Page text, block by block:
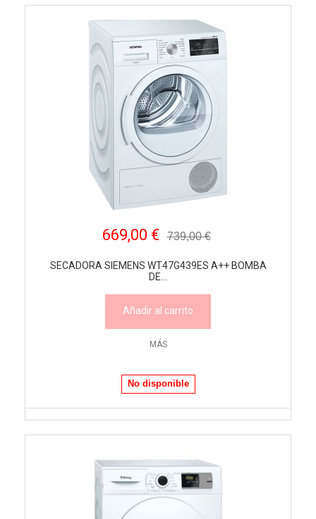
669,00 € 739,00 €
SECADORA SIEMENS WT47G439ES A++ BOMBA
DE...
Añadir al carrito
MÁS
No disponible